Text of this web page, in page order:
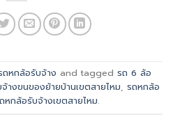
ถหกล้อรับจ้าง and tagged รถ 6 ล้อ
างขนของย้ายบ้านเขตสายไหม, รถหกล้อ
หกล้อรับจ้างเขตสายไหม.